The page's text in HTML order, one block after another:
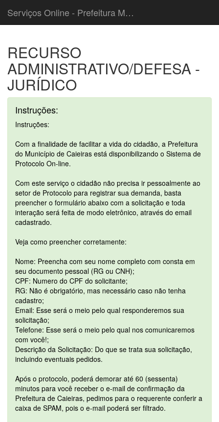
Serviços Online - Prefeitura Municipal de Caieiras
RECURSO
ADMINISTRATIVO/DEFESA -
JURÍDICO
Instruções:
Instruções:
Com a finalidade de facilitar a vida do cidadão, a Prefeitura
do Município de Caieiras está disponibilizando o Sistema de
Protocolo On-line.
Com este serviço o cidadão não precisa ir pessoalmente ao
setor de Protocolo para registrar sua demanda, basta
preencher o formulário abaixo com a solicitação e toda
interação será feita de modo eletrônico, através do email
cadastrado.
Veja como preencher corretamente:
Nome: Preencha com seu nome completo com consta em
seu documento pessoal (RG ou CNH);
CPF: Numero do CPF do solicitante;
RG: Não é obrigatório, mas necessário caso não tenha
cadastro;
Email: Esse será o meio pelo qual responderemos sua
solicitação;
Telefone: Esse será o meio pelo qual nos comunicaremos
com você!;
Descrição da Solicitação: Do que se trata sua solicitação,
incluindo eventuais pedidos.
Após o protocolo, poderá demorar até 60 (sessenta)
minutos para você receber o e-mail de confirmação da
Prefeitura de Caieiras, pedimos para o requerente conferir a
caixa de SPAM, pois o e-mail poderá ser filtrado.